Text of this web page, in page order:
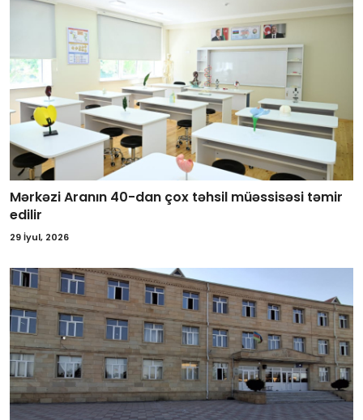
Mərkəzi Aranın 40-dan çox təhsil müəssisəsi təmir
edilir
29 İyul, 2026